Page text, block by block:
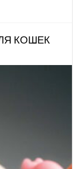
КОШЕК